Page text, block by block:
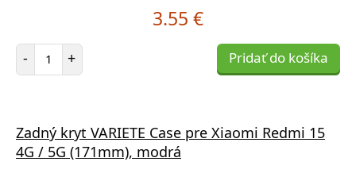
3.55 €
- Počet položiek
+ Pridať do košíka
Zadný kryt VARIETE Case pre Xiaomi Redmi 15
4G / 5G (171mm), modrá